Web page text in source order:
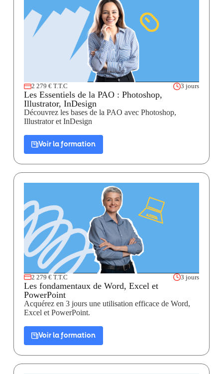
2 279 € T.T.C 3 jours
Les Essentiels de la PAO : Photoshop,
Illustrator, InDesign
Découvrez les bases de la PAO avec Photoshop,
Illustrator et InDesign
Voir la formation
2 279 € T.T.C 3 jours
Les fondamentaux de Word, Excel et
PowerPoint
Acquérez en 3 jours une utilisation efficace de Word,
Excel et PowerPoint.
Voir la formation